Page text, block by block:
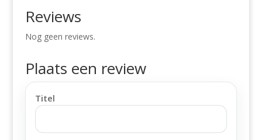
Reviews
Nog geen reviews.
Plaats een review
Titel